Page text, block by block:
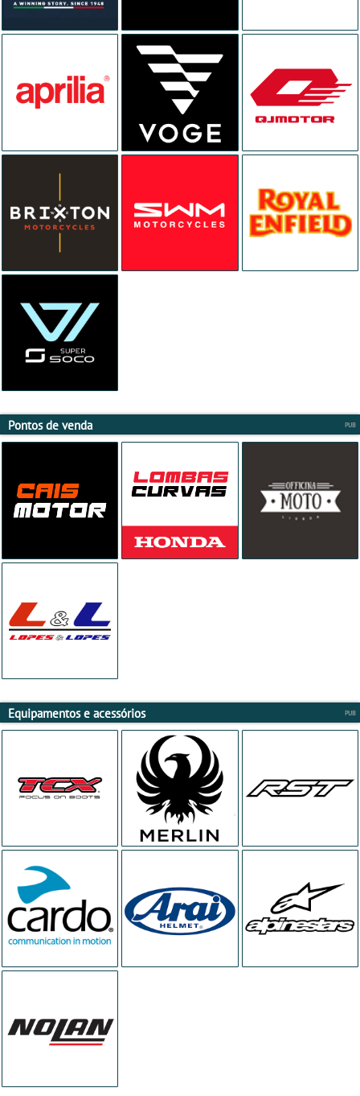
Pontos de venda
Equipamentos e acessórios